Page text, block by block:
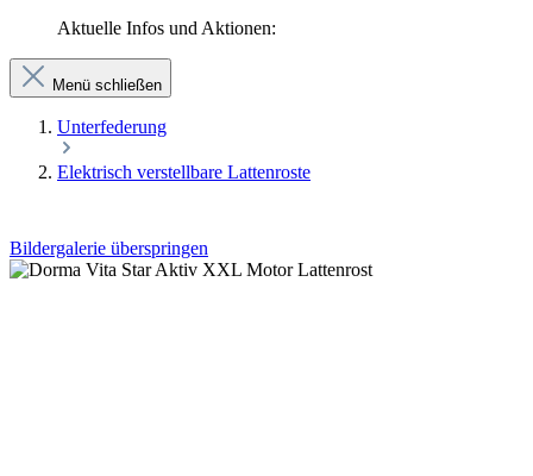
Aktuelle Infos und Aktionen:
Menü schließen
Unterfederung
Elektrisch verstellbare Lattenroste
Bildergalerie überspringen